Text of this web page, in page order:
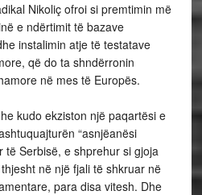
Nikoliç ofroi si premtimin më
e ndërtimit të bazave
instalimin atje të testatave
që do ta shndërronin
në mes të Europës.
kudo ekziston një paqartësi e
“asnjëanësi
të Serbisë, e shprehur si gjoja
në një fjali të shkruar në
para disa vitesh. Dhe